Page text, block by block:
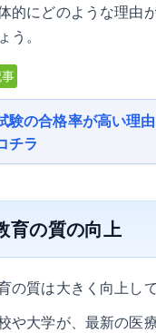
的にどのような理由が
う。
験の合格率が高い理
チラ
育の質の向上
の質は大きく向上して
や大学が、最新の医